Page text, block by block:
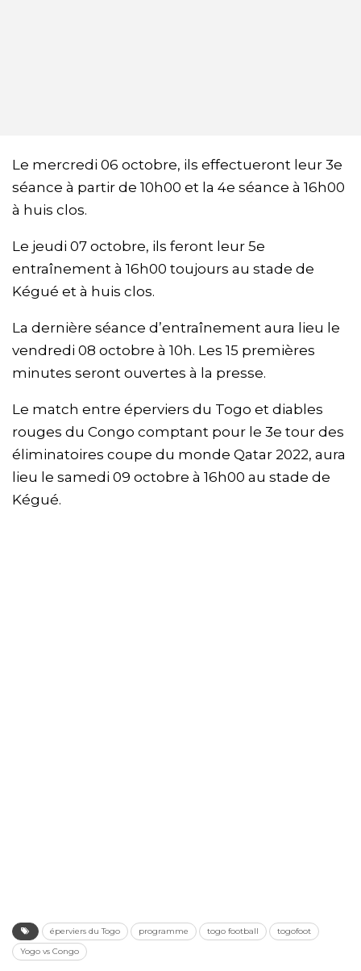
Le mercredi 06 octobre, ils effectueront leur 3e
séance à partir de 10h00 et la 4e séance à 16h00
à huis clos.
Le jeudi 07 octobre, ils feront leur 5e
entraînement à 16h00 toujours au stade de
Kégué et à huis clos.
La dernière séance d’entraînement aura lieu le
vendredi 08 octobre à 10h. Les 15 premières
minutes seront ouvertes à la presse.
Le match entre éperviers du Togo et diables
rouges du Congo comptant pour le 3e tour des
éliminatoires coupe du monde Qatar 2022, aura
lieu le samedi 09 octobre à 16h00 au stade de
Kégué.
éperviers du Togo programme togo football
togofoot
Yogo vs Congo